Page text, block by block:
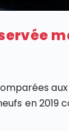
en 2019